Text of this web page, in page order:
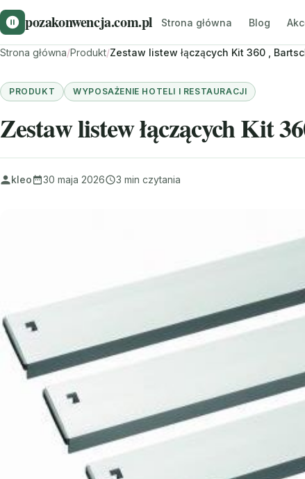
pozakonwencja.com.pl Strona główna Blog
Strona główna/Produkt/Zestaw listew łączących Kit 360 ,
PRODUKT WYPOSAŻENIE HOTELI I RESTAURACJI
Zestaw listew łączących Kit
kleo 30 maja 2026 3 min czytania